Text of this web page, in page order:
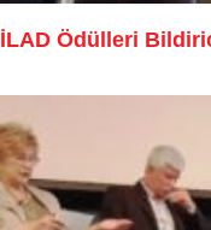
İLAD Ödülleri